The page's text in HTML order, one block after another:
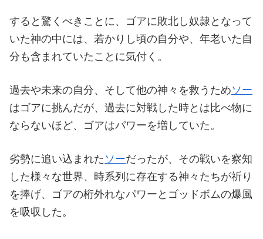
すると驚くべきことに、ゴアに敗北し奴隷となって
いた神の中には、若かりし頃の自分や、年老いた自
分も含まれていたことに気付く。
過去や未来の自分、そして他の神々を救うためソー
はゴアに挑んだが、過去に対戦した時とは比べ物に
ならないほど、ゴアはパワーを増していた。
劣勢に追い込まれた ソーだったが、その戦いを察知
した様々な世界、時系列に存在する神々たちが祈り
を捧げ、ゴアの桁外れなパワーとゴッドボムの爆風
を吸収した。